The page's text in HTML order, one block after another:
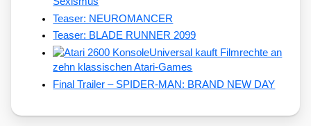
Teaser: NEUROMANCER
Teaser: BLADE RUNNER 2099
Universal kauft Filmrechte an
zehn klassischen Atari-Games
Final Trailer – SPIDER-MAN: BRAND NEW DAY